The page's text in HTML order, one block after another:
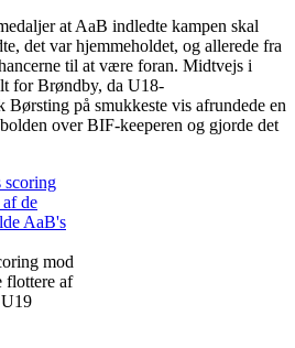
at AaB indledte kampen skal
det var hjemmeholdet, og allerede fra
til at være foran. Midtvejs i
for Brøndby, da U18-
Børsting på smukkeste vis afrundede en
over BIF-keeperen og gjorde det
mod
flottere af
U19